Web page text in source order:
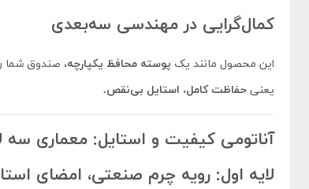
کمال‌گرایی در مهندسی سه‌بعدی
این محصول مانند یک پوسته محافظ یکپارچه، صندوق شما
یعنیحفاظت کامل، استایل بی‌نقص.
آناتومی کیفیت و استایل: معماری سه
لایه اول: رویه چرم صنعتی، امضای